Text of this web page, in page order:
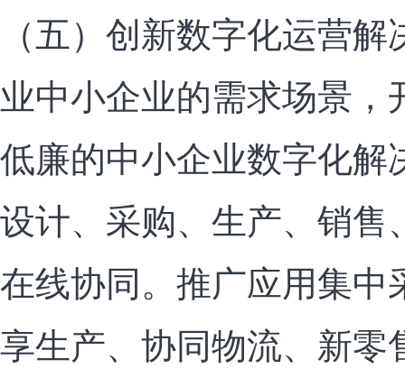
（五）创新数字化运营
业中小企业的需求场景，
低廉的中小企业数字化解
设计、采购、生产、销售
在线协同。推广应用集中
享生产、协同物流、新零